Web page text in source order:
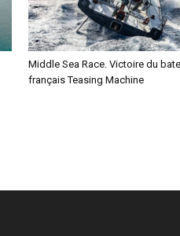
Middle Sea Race. Victoire du
français Teasing Machine